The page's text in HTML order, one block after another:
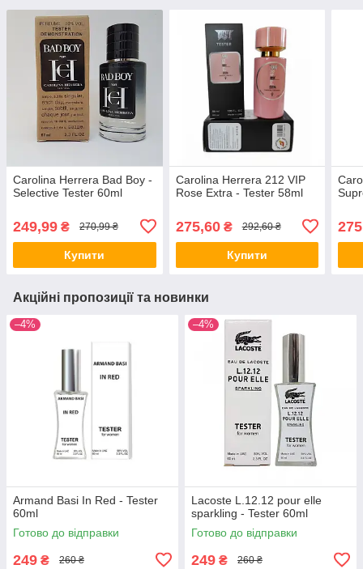
Carolina Herrera Bad Boy -
Selective Tester 60ml
249,99 ₴ 270,99 ₴
Купити
Carolina Herrera 212 VIP
Rose Extra - Tester 58ml
275,60₴ 292,60 ₴
Купити
Акційні пропозиції та новинки
–4%
Armand Basi In Red - Tester
60ml
Готово до відправки
249 ₴ 260 ₴
–4%
Lacoste L.12.12 pour elle
sparkling - Tester 60ml
Готово до відправки
249 ₴ 260 ₴